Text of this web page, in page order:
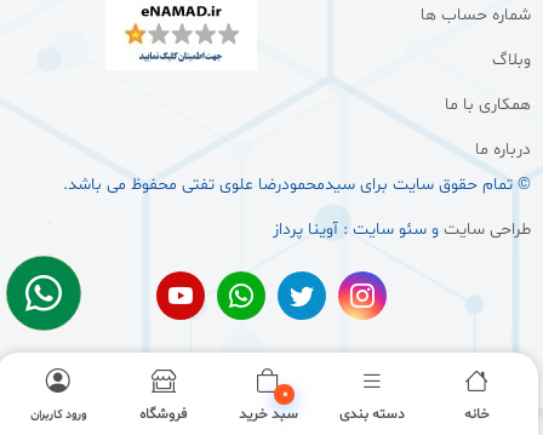
خانه دسته بندی
0
سبد خرید فروشگاه ورود کاربران
شماره حساب ها
وبلاگ
همکاری با ما
درباره ما
© تمام حقوق سایت برای سيدمحمودرضا علوی تفتی محفوظ می باشد.
طراحی سایتو سئو سایت : آوینا پرداز